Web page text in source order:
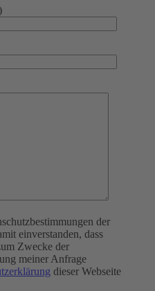
der
einverstanden, dass
Zwecke der
meiner Anfrage
dieser Webseite